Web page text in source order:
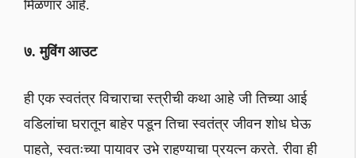
मिळणार आहे.
७. मुविंग आउट
ही एक स्वतंत्र विचाराचा स्त्रीची कथा आहे जी तिच्या आई
वडिलांचा घरातून बाहेर पडून तिचा स्वतंत्र जीवन शोध घेऊ
पाहते, स्वतःच्या पायावर उभे राहण्याचा प्रयत्न करते. रीवा ही